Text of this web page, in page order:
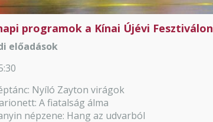
programok a Kínai Újévi Fesztiválon
előadások
Nyíló Zayton virágok
A fiatalság álma
népzene: Hang az udvarból